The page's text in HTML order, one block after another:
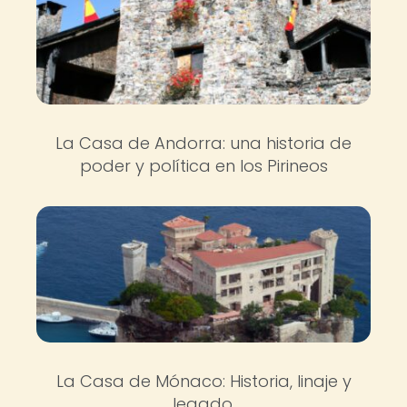
La Casa de Andorra: una historia de
poder y política en los Pirineos
La Casa de Mónaco: Historia, linaje y